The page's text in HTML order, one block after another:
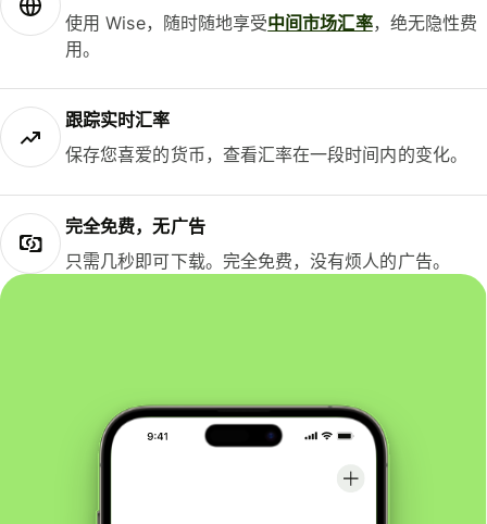
使用 Wise，随时随地享受中间市场汇率，绝无隐性费
用。
跟踪实时汇率
保存您喜爱的货币，查看汇率在一段时间内的变化。
完全免费，无广告
只需几秒即可下载。完全免费，没有烦人的广告。